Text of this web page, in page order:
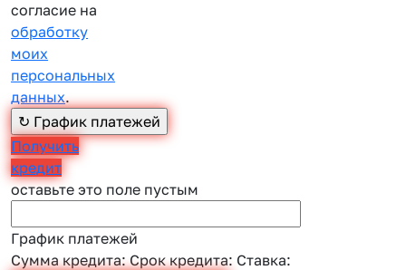
согласие на
обработку
моих
персональных
данных.
Получить
кредит
оставьте это поле пустым
График платежей
Сумма кредита:Срок кредита: Ставка: